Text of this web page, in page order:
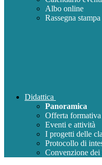
Albo online
Rassegna stampa
Didattica
Panoramica
Offerta formativa
Eventi e attività
I progetti delle
Protocollo di
Convenzione